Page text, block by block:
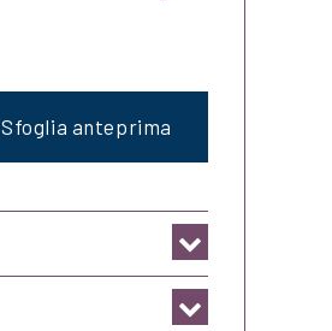
Sfoglia anteprima